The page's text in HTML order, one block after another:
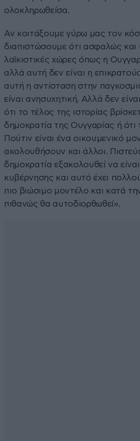
ολοκληρωθείσα.
Αν κοιτάξουμε γύρω μας τον
διαπιστώσουμε ότι ασφαλώς και
λαϊκιστικές χώρες όπως η
αλλά αυτή δεν είναι η
αυτή η αντίσταση στην
είναι ανησυχητική. Αλλά δεν
ότι το τέλος της ιστορίας
δημοκρατία της Ουγγαρίας ή
Πούτιν είναι ένα οικουμενικό
ακολουθήσουν και άλλοι.
δημοκρατία εξακολουθεί να
κυβέρνησης και αυτό έχει
πιο βιώσιμο μοντέλο και κατά
πιθανώς θα αυτοδιορθωθεί».